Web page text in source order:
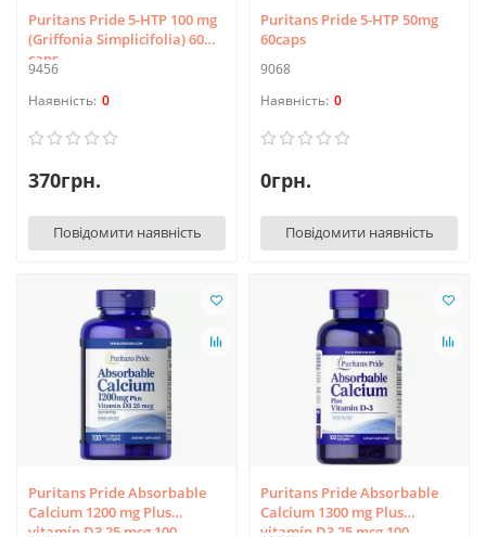
Puritans Pride 5-HTP 100 mg
(Griffonia Simplicifolia) 60
caps
9456
0
370грн.
Повідомити наявність
Puritans Pride 5-HTP 50mg
60caps
9068
0
0грн.
Повідомити наявність
Puritans Pride Absorbable
Calcium 1200 mg Plus
vitamín D3 25 mсg 100
Puritans Pride Absorbable
Calcium 1300 mg Plus
vitamín D3 25 mсg 100